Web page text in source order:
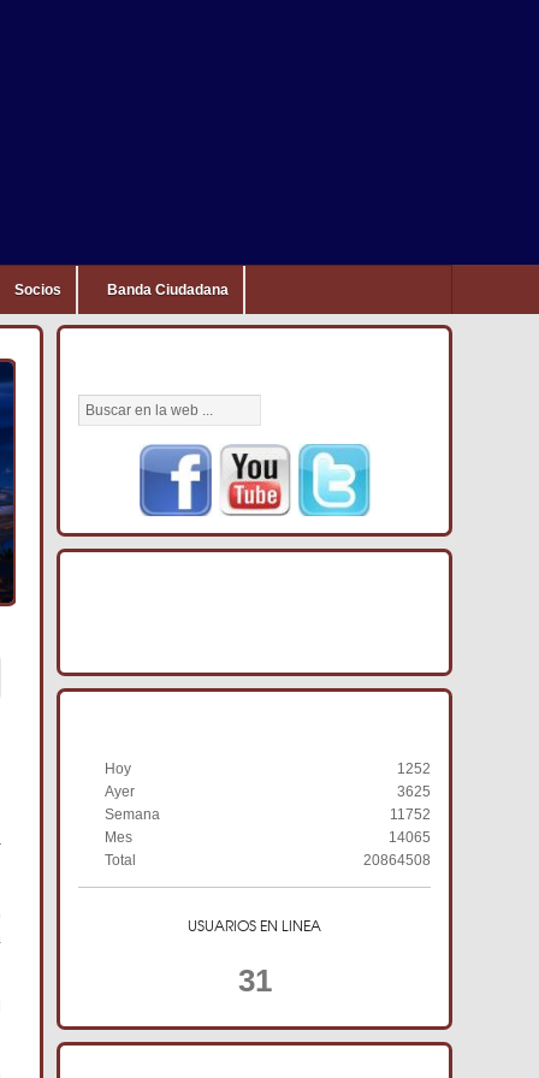
Socios Banda Ciudadana
Hoy
1252
Ayer
3625
Semana
11752
Mes
14065
Total
20864508
USUARIOS EN LINEA
31